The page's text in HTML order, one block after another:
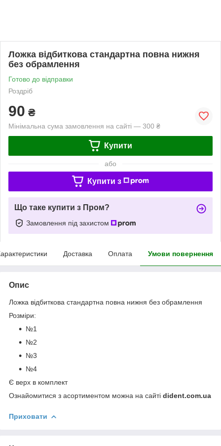
Ложка відбиткова стандартна повна нижня
без обрамлення
Готово до відправки
Роздріб
90 ₴
Мінімальна сума замовлення на сайті — 300 ₴
Купити
або
Купити з
Що таке купити з Пром?
Замовлення під захистом
Доставка Оплата Умови повернення
Опис
Ложка відбиткова стандартна повна нижня без обрамлення
Розміри:
№1
№2
№3
№4
Є верх в комплект
Ознайомитися з асортиментом можна на сайті dident.com.ua
Приховати